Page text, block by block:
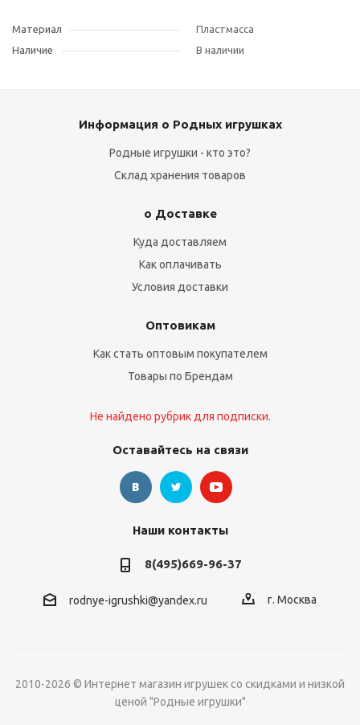
Материал
Пластмасса
Наличие
В наличии
Информация о Родных игрушках
Родные игрушки - кто это?
Склад хранения товаров
о Доставке
Куда доставляем
Как оплачивать
Условия доставки
Оптовикам
Как стать оптовым покупателем
Товары по Брендам
Не найдено рубрик для подписки.
Оставайтесь на связи
Наши контакты
8(495)669-96-37
rodnye-igrushki@yandex.ru г. Москва
2010-2026 © Интернет магазин игрушек со скидками и низкой
ценой "Родные игрушки"